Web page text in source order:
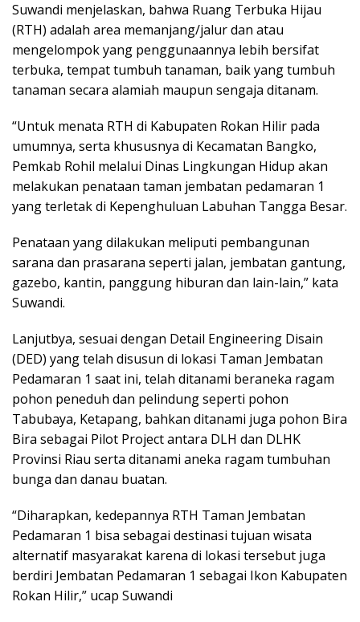
Suwandi menjelaskan, bahwa Ruang Terbuka Hijau
(RTH) adalah area memanjang/jalur dan atau
mengelompok yang penggunaannya lebih bersifat
terbuka, tempat tumbuh tanaman, baik yang tumbuh
tanaman secara alamiah maupun sengaja ditanam.
“Untuk menata RTH di Kabupaten Rokan Hilir pada
umumnya, serta khususnya di Kecamatan Bangko,
Pemkab Rohil melalui Dinas Lingkungan Hidup akan
melakukan penataan taman jembatan pedamaran 1
yang terletak di Kepenghuluan Labuhan Tangga Besar.
Penataan yang dilakukan meliputi pembangunan
sarana dan prasarana seperti jalan, jembatan gantung,
gazebo, kantin, panggung hiburan dan lain-lain,” kata
Suwandi.
Lanjutbya, sesuai dengan Detail Engineering Disain
(DED) yang telah disusun di lokasi Taman Jembatan
Pedamaran 1 saat ini, telah ditanami beraneka ragam
pohon peneduh dan pelindung seperti pohon
Tabubaya, Ketapang, bahkan ditanami juga pohon Bira
Bira sebagai Pilot Project antara DLH dan DLHK
Provinsi Riau serta ditanami aneka ragam tumbuhan
bunga dan danau buatan.
“Diharapkan, kedepannya RTH Taman Jembatan
Pedamaran 1 bisa sebagai destinasi tujuan wisata
alternatif masyarakat karena di lokasi tersebut juga
berdiri Jembatan Pedamaran 1 sebagai Ikon Kabupaten
Rokan Hilir,” ucap Suwandi